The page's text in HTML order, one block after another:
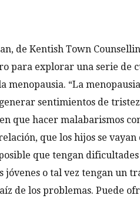
de Kentish Town
para explorar una serie de
menopausia. “La
sentimientos de
que hacer malabarismos
que los hijos se
que tengan
jóvenes o tal vez tengan un
de los problemas. Puede